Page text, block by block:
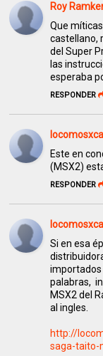
Roy
Que
castellano,
del Super
las
esperaba
RESPONDER
Este en
(MSX2)
RESPONDER
Si en esa
importados
palabras,
MSX2 del
al ingles.
http://
saga-taito-